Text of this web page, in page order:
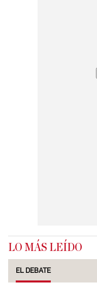
LO MÁS LEÍDO
EL DEBATE